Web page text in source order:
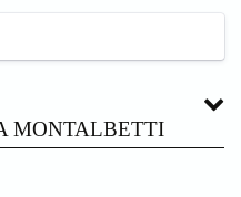
MONTALBETTI